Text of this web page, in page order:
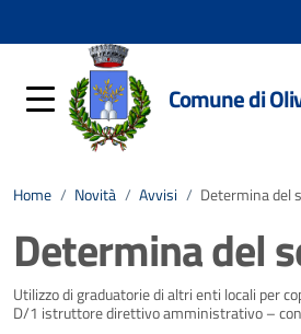
Comune di
Home / Novità / Avvisi / Determina del
Determina del
Dettagli della
Utilizzo di graduatorie di altri enti locali per
D/1 istruttore direttivo amministrativo –